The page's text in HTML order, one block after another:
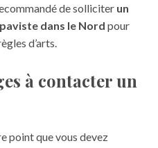
de solliciter un
dans le Nord pour
d’arts.
à contacter un
point que vous devez